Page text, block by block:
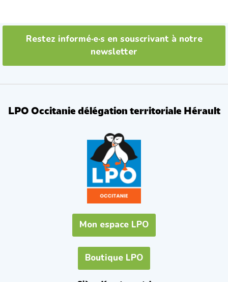
Restez informé·e·s en souscrivant à notre
newsletter
LPO Occitanie délégation territoriale Hérault
Mon espace LPO
Boutique LPO